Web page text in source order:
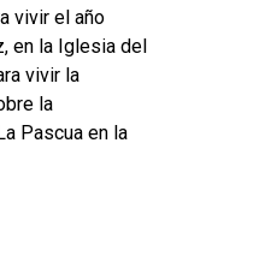
vivir el año
en la Iglesia del
vivir la
la
Pascua en la